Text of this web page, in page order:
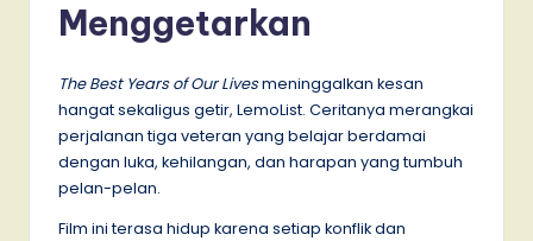
Menggetarkan
The Best Years of Our Livesmeninggalkan kesan
hangat sekaligus getir, LemoList. Ceritanya merangkai
perjalanan tiga veteran yang belajar berdamai
dengan luka, kehilangan, dan harapan yang tumbuh
pelan-pelan.
Film ini terasa hidup karena setiap konflik dan